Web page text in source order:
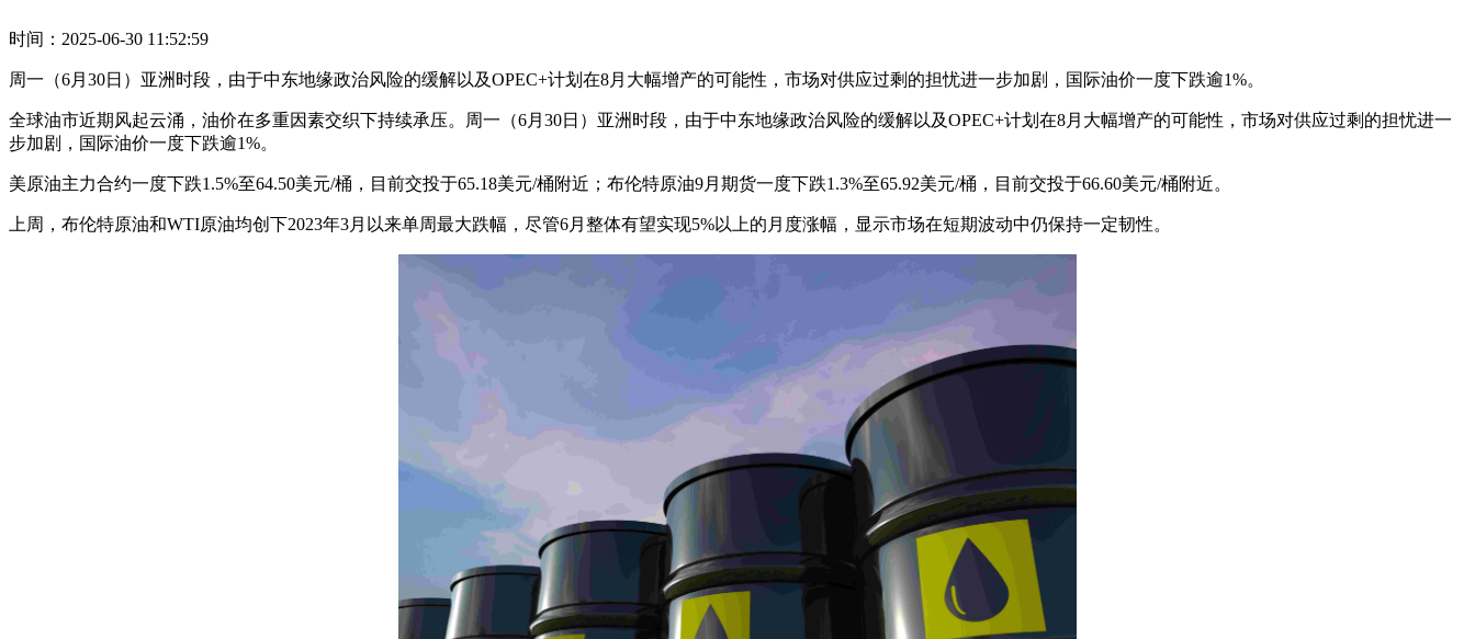
时间：2025-06-30 11:52:59
周一（6月30日）亚洲时段，由于中东地缘政治风险的缓解以及OPEC+计划在8月大幅增产的可能性，市场对供应过剩的担忧进一步加剧，国际油价一度下跌逾1%。
全球油市近期风起云涌，油价在多重因素交织下持续承压。周一（6月30日）亚洲时段，由于中东地缘政治风险的缓解以及OPEC+计划在8月大幅增产的可能性，市场对供应过剩的担忧进一
步加剧，国际油价一度下跌逾1%。
美原油主力合约一度下跌1.5%至64.50美元/桶，目前交投于65.18美元/桶附近；布伦特原油9月期货一度下跌1.3%至65.92美元/桶，目前交投于66.60美元/桶附近。
上周，布伦特原油和WTI原油均创下2023年3月以来单周最大跌幅，尽管6月整体有望实现5%以上的月度涨幅，显示市场在短期波动中仍保持一定韧性。